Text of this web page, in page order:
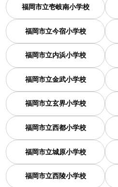
福岡市立壱岐南小学校
福岡市立今宿小学校
福岡市立内浜小学校
福岡市立金武小学校
福岡市立玄界小学校
福岡市立西都小学校
福岡市立城原小学校
福岡市立西陵小学校